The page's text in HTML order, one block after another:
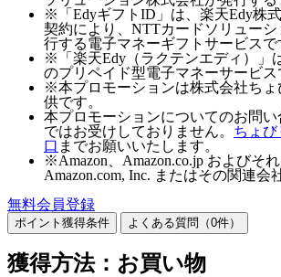
※「EdyギフトID」は、楽天Edy株
契約により、NTTカードソリュー
行する電子マネーギフトサービスで
※「楽天Edy（ラクテンエディ）」
のプリペイド型電子マネーサービス
※本プロモーションは株式会社ちょ
供です。
本プロモーションについてのお問い
ではお受けしておりません。 ちょ
口 までお願いいたします。
※Amazon、Amazon.co.jp およびそ
Amazon.com, Inc. またはその関連会
無料会員登録
ポイント獲得条件 よくある質問（0件）
獲得方法：お買い物